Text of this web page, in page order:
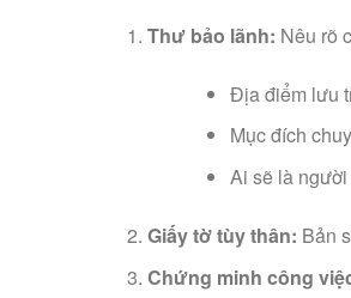
Thư bảo lãnh: Nêu rõ
Địa điểm lưu
Mục đích
Ai sẽ là
Giấy tờ tùy thân: Bản
Chứng minh công